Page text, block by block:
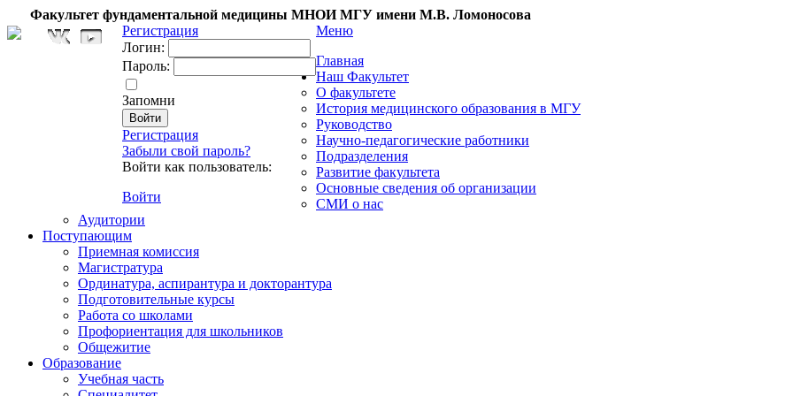
Факультет фундаментальной медицины МНОИ МГУ имени М.В. Ломоносова
Регистрация
Логин:
Пароль:
Запомни
Регистрация
Забыли свой пароль?
Войти как пользователь:
Войти
Меню
Главная
Наш Факультет
О факультете
История медицинского образования в МГУ
Руководство
Научно-педагогические работники
Подразделения
Развитие факультета
Основные сведения об организации
СМИ о нас
Аудитории
Поступающим
Приемная комиссия
Магистратура
Ординатура, аспирантура и докторантура
Подготовительные курсы
Работа со школами
Профориентация для школьников
Общежитие
Образование
Учебная часть